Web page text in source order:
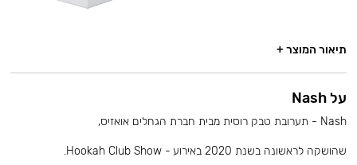
תיאור המוצר +
על Nash
Nash - תערובת טבק רוסית מבית חברת הגחלים אואזיס,
שהושקה לראשונה בשנת 2020 באירוע - Hookah Club Show.